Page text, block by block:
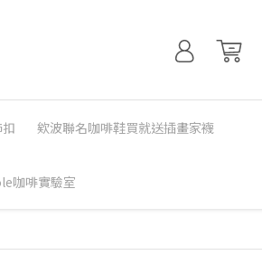
欸波聯名咖啡鞋買就送插畫家襪
咖啡實驗室